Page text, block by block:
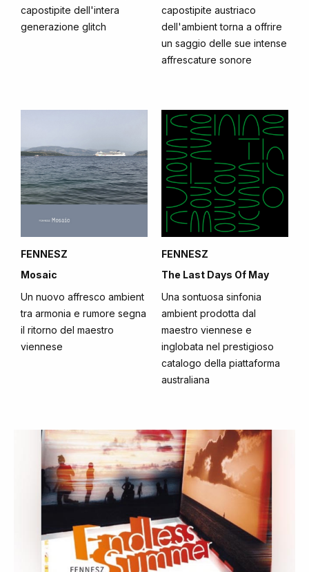
capostipite dell'intera
generazione glitch
capostipite austriaco
dell'ambient torna a offrire
un saggio delle sue intense
affrescature sonore
FENNESZ
Mosaic
Un nuovo affresco ambient
tra armonia e rumore segna
il ritorno del maestro
viennese
FENNESZ
The Last Days Of May
Una sontuosa sinfonia
ambient prodotta dal
maestro viennese e
inglobata nel prestigioso
catalogo della piattaforma
australiana